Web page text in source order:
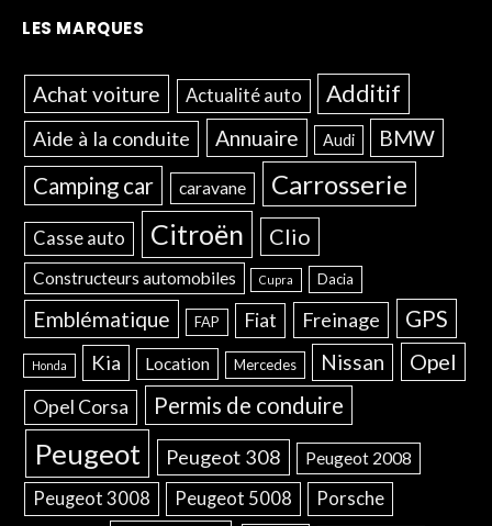
LES MARQUES
Achat voiture Actualité auto Additif
Aide à la conduite Annuaire Audi BMW
Camping car caravane Carrosserie
Casse auto Citroën Clio
Constructeurs automobiles Cupra Dacia
Emblématique FAP Fiat Freinage GPS
Honda Kia Location Mercedes Nissan Opel
Opel Corsa Permis de conduire
Peugeot Peugeot 308 Peugeot 2008
Peugeot 3008 Peugeot 5008 Porsche